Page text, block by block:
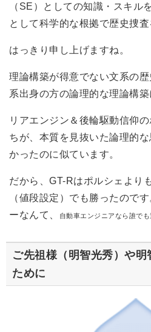
（SE）としての知識・スキル
として科学的な根拠で歴史捜査
はっきり申し上げますね。
理論構築が得意でない文系の
系出身の方の論理的な理論構築
リアエンジン＆後輪駆動信仰
ちが、本質を見抜いた論理的
かったのに似ています。
だから、GT-Rはポルシェより
（値段設定）でも勝ったので
ーなんて、
自動車エンジニアなら誰で
ご先祖様（明智光秀）や
ために